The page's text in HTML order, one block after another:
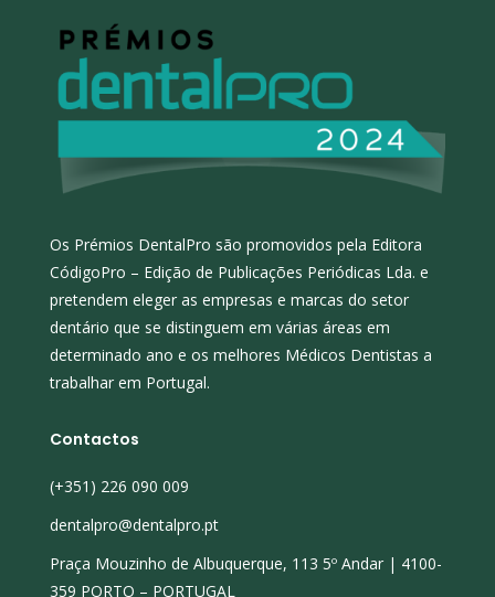
Os Prémios DentalPro são promovidos pela Editora
CódigoPro – Edição de Publicações Periódicas Lda. e
pretendem eleger as empresas e marcas do setor
dentário que se distinguem em várias áreas em
determinado ano e os melhores Médicos Dentistas a
trabalhar em Portugal.
Contactos
(+351) 226 090 009
dentalpro@dentalpro.pt
Praça Mouzinho de Albuquerque, 113 5º Andar | 4100-
359 PORTO – PORTUGAL